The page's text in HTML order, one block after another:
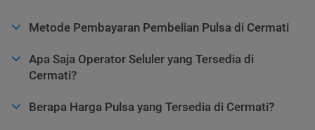
Metode Pembayaran Pembelian Pulsa di Cermati
Apa Saja Operator Seluler yang Tersedia di
Cermati?
Berapa Harga Pulsa yang Tersedia di Cermati?